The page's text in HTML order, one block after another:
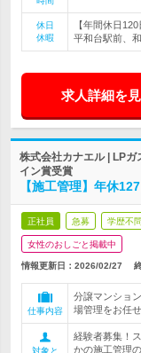
休日
休暇
【年間休日
平和台駅前、
求人詳細を
株式会社カナエル | LP
イン賞受賞
【施工管理】年休
正社員 急募 学歴不問
女性のおしごと掲載中
情報更新日：2026/02/27
仕事内容
分譲マンショ
場管理をお任せ
対象と
経験者募集！
かの施工管理